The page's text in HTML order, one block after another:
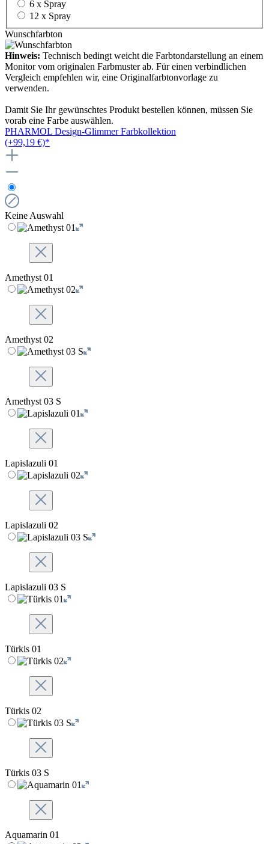
6 x Spray
12 x Spray
Wunschfarbton
Hinweis: Technisch bedingt weicht die Farbtondarstellung an einem
Monitor vom originalen Farbmuster ab. Für einen verbindlichen
Vergleich empfehlen wir, eine Originalfarbtonvorlage zu
verwenden.
Damit Sie Ihr gewünschtes Produkt bestellen können, müssen Sie
vorab eine Farbe auswählen.
PHARMOL Design-Glimmer Farbkollektion
(+99,19 €)*
Keine Auswahl
Amethyst 01
Amethyst 02
Amethyst 03 S
Lapislazuli 01
Lapislazuli 02
Lapislazuli 03 S
Türkis 01
Türkis 02
Türkis 03 S
Aquamarin 01